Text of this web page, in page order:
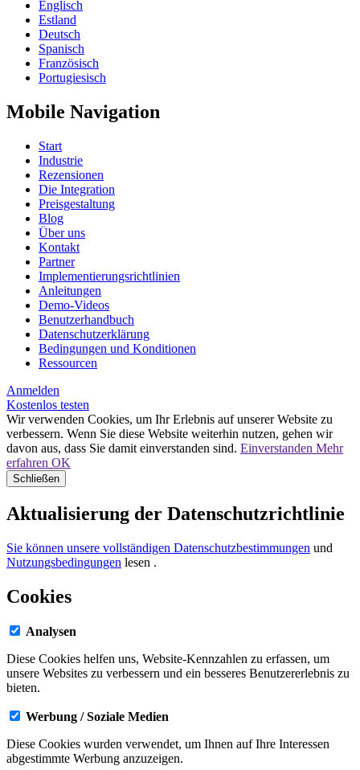
Englisch
Estland
Deutsch
Spanisch
Französisch
Portugiesisch
Mobile Navigation
Start
Industrie
Rezensionen
Die Integration
Preisgestaltung
Blog
Über uns
Kontakt
Partner
Implementierungsrichtlinien
Anleitungen
Demo-Videos
Benutzerhandbuch
Datenschutzerklärung
Bedingungen und Konditionen
Ressourcen
Anmelden
Kostenlos testen
Wir verwenden Cookies, um Ihr Erlebnis auf unserer Website zu
verbessern. Wenn Sie diese Website weiterhin nutzen, gehen wir
davon aus, dass Sie damit einverstanden sind. Einverstanden Mehr
erfahren OK
Schließen
Aktualisierung der Datenschutzrichtlinie
Sie können unsere vollständigen Datenschutzbestimmungen und
Nutzungsbedingungen lesen .
Cookies
Analysen
Diese Cookies helfen uns, Website-Kennzahlen zu erfassen, um
unsere Websites zu verbessern und ein besseres Benutzererlebnis zu
bieten.
Werbung / Soziale Medien
Diese Cookies wurden verwendet, um Ihnen auf Ihre Interessen
abgestimmte Werbung anzuzeigen.